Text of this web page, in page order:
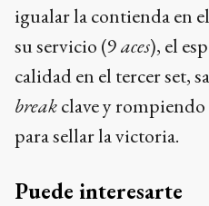
igualar la contienda en
su servicio (9aces), el
calidad en el tercer set,
breakclave y
para sellar la victoria.
Puede interesarte